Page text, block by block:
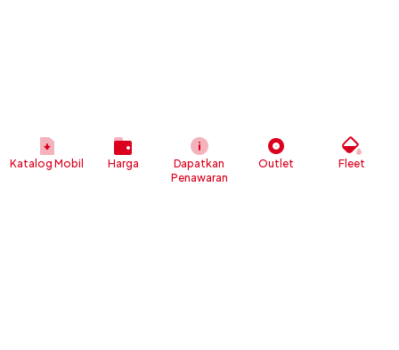
Katalog Mobil Harga
Dapatkan
Penawaran
Outlet Fleet